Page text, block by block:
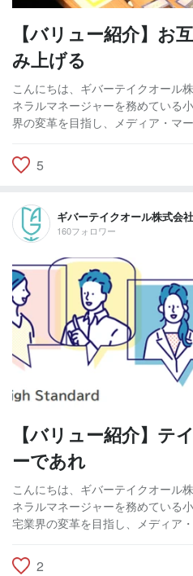
【バリュー紹介】お
み上げる
こんにちは、ギバーテイクオール
ネラルマネージャーを務めている
界の変革を目指し、メディア・マ
5
ギバーテイクオール株式会社
160フォロワー
【バリュー紹介】
ーであれ
こんにちは、ギバーテイクオール
ネラルマネージャーを務めている
宅業界の変革を目指し、メディア
2